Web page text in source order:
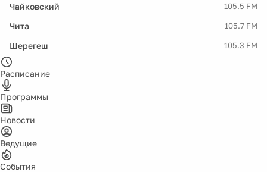
Чайковский 105.5 FM
Чита 105.7 FM
Шерегеш 105.3 FM
Расписание
Программы
Новости
Ведущие
События